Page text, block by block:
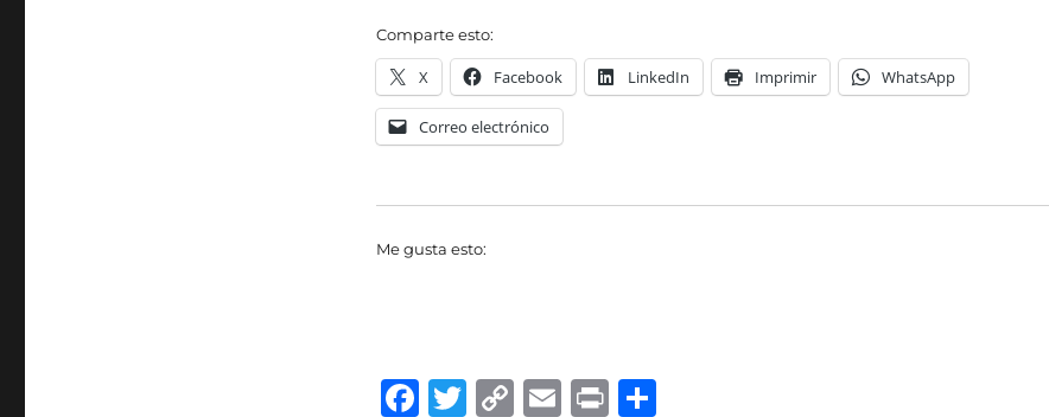
Comparte esto:
X Facebook LinkedIn Imprimir WhatsApp
Correo electrónico
Me gusta esto:
F T C E P C